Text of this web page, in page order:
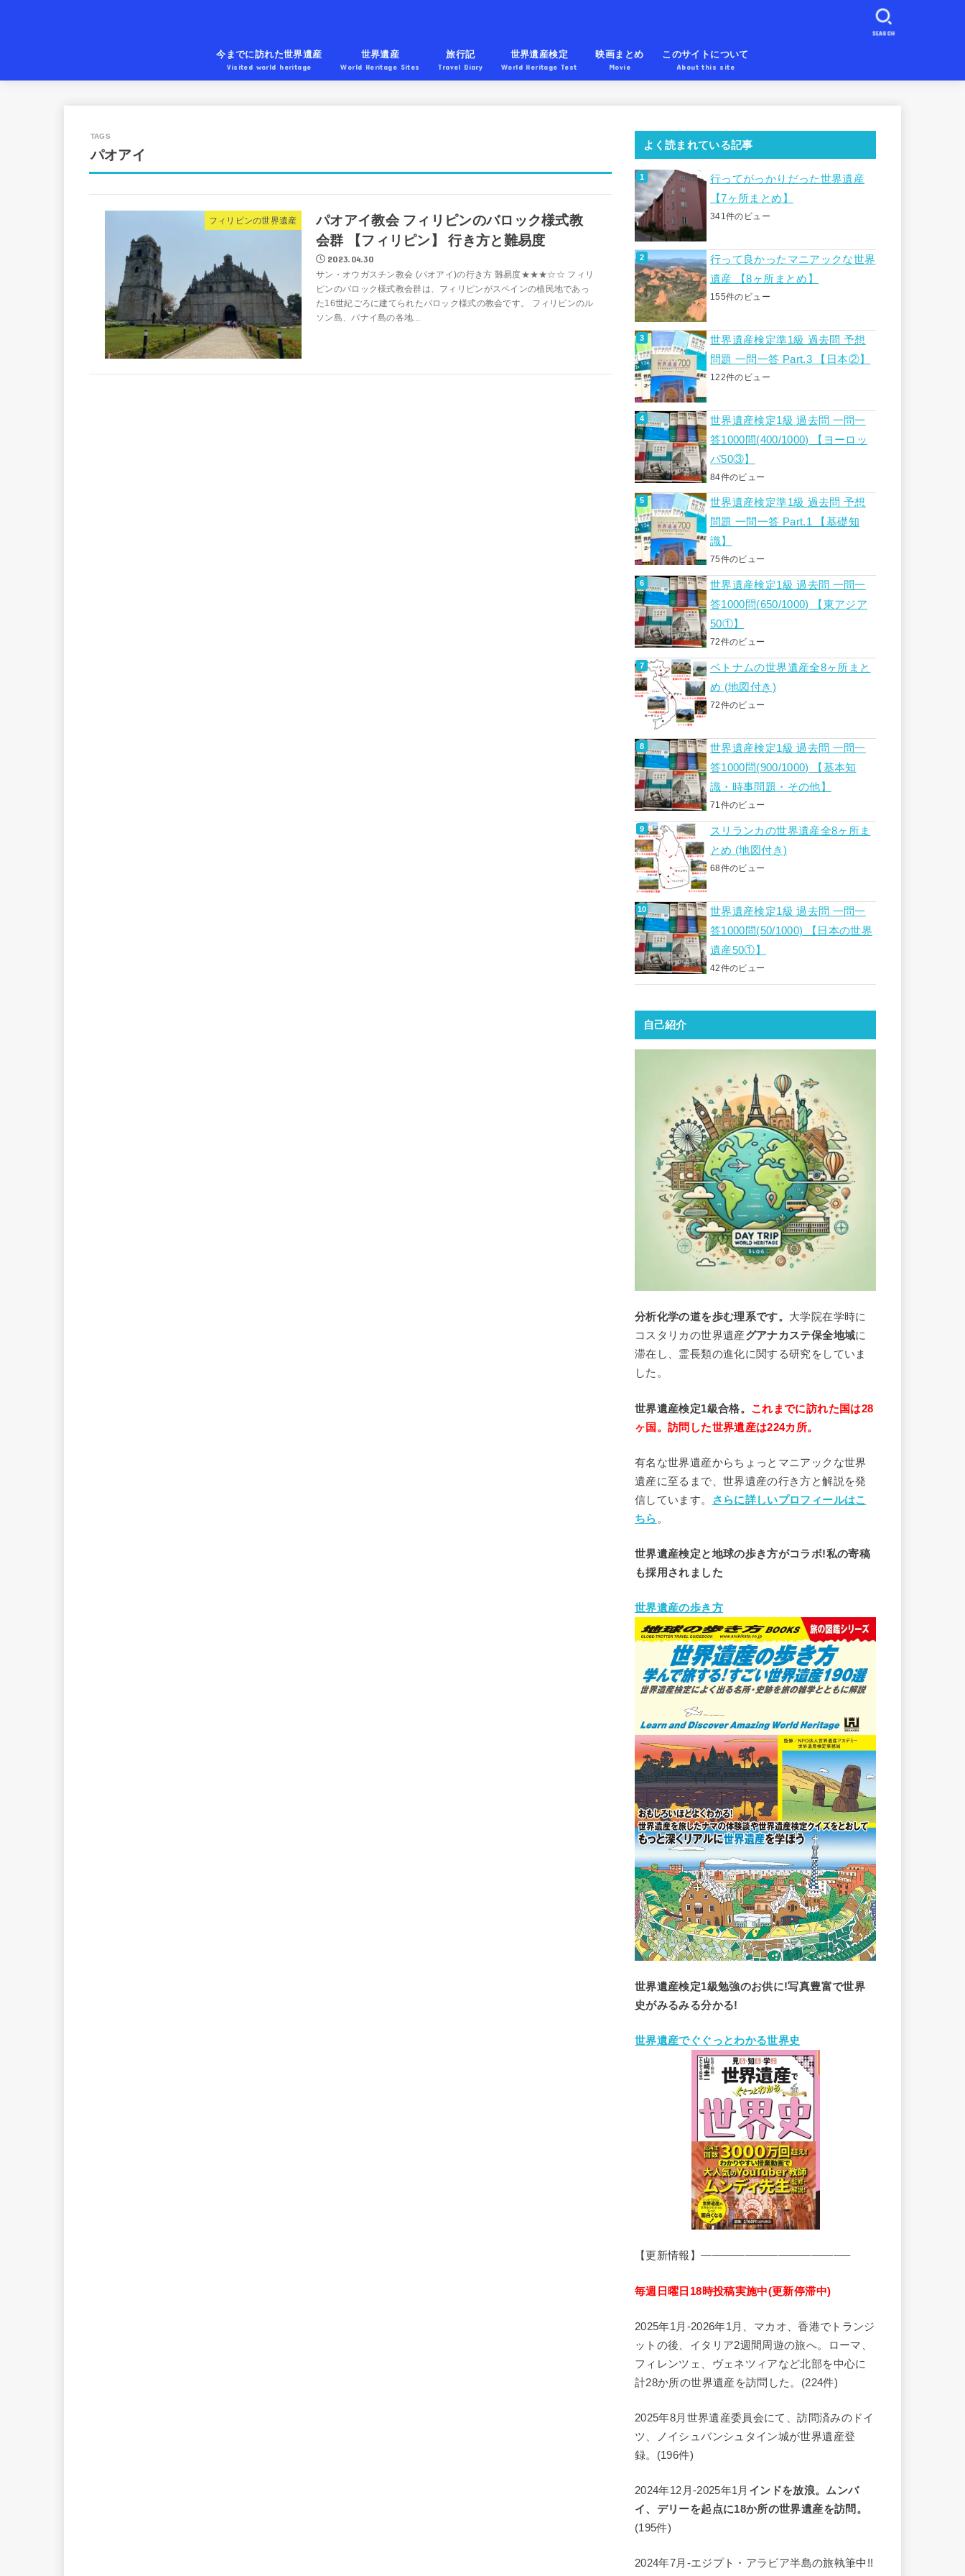
今までに訪れた世界遺産
Visited world heritage
世界遺産
World Heritage Sites
旅行記
Travel Diary
世界遺産検定
World Heritage Test
映画まとめ
Movie
このサイトについて
About this site
SEARCH
パオアイ
フィリピンの世界遺産
パオアイ教会 フィリピンのバロック様式教
会群 【フィリピン】 行き方と難易度
2023.04.30
サン・オウガスチン教会 (パオアイ)の行き方 難易度★★★☆☆ フィリ
ピンのバロック様式教会群は、フィリピンがスペインの植民地であっ
た16世紀ごろに建てられたバロック様式の教会です。 フィリピンのル
ソン島、パナイ島の各地...
よく読まれている記事
行ってがっかりだった世界遺産
【7ヶ所まとめ】
341件のビュー
行って良かったマニアックな世界
遺産 【8ヶ所まとめ】
155件のビュー
世界遺産検定準1級 過去問 予想
問題 一問一答 Part.3 【日本②】
122件のビュー
世界遺産検定1級 過去問 一問一
答1000問(400/1000) 【ヨーロッ
パ50③】
84件のビュー
世界遺産検定準1級 過去問 予想
問題 一問一答 Part.1 【基礎知
識】
75件のビュー
世界遺産検定1級 過去問 一問一
答1000問(650/1000) 【東アジア
50①】
72件のビュー
ベトナムの世界遺産全8ヶ所まと
め (地図付き)
72件のビュー
世界遺産検定1級 過去問 一問一
答1000問(900/1000) 【基本知
識・時事問題・その他】
71件のビュー
スリランカの世界遺産全8ヶ所ま
とめ (地図付き)
68件のビュー
世界遺産検定1級 過去問 一問一
答1000問(50/1000) 【日本の世界
遺産50①】
42件のビュー
自己紹介
分析化学の道を歩む理系です。 大学院在学時に
コスタリカの世界遺産グアナカステ保全地域に
滞在し、霊長類の進化に関する研究をしていま
した。
世界遺産検定1級合格。 これまでに訪れた国は28
ヶ国。訪問した世界遺産は224カ所。
有名な世界遺産からちょっとマニアックな世界
遺産に至るまで、世界遺産の行き方と解説を発
信しています。
さらに詳しいプロフィールはこ
ちら 。
世界遺産検定と地球の歩き方がコラボ!私の寄稿
も採用されました
世界遺産の歩き方
世界遺産検定1級勉強のお供に!写真豊富で世界
史がみるみる分かる!
世界遺産でぐぐっとわかる世界史
【更新情報】—————————————–
毎週日曜日18時投稿実施中(更新停滞中)
2025年1月-2026年1月、マカオ、香港でトランジ
ットの後、イタリア2週間周遊の旅へ。ローマ、
フィレンツェ、ヴェネツィアなど北部を中心に
計28か所の世界遺産を訪問した。(224件)
2025年8月世界遺産委員会にて、訪問済みのドイ
ツ、ノイシュバンシュタイン城が世界遺産登
録。(196件)
2024年12月-2025年1月 インドを放浪。ムンバ
イ、デリーを起点に18か所の世界遺産を訪問。
(195件)
2024年7月-エジプト・アラビア半島の旅執筆中!!